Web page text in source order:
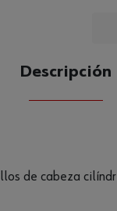
Descripción
de cabeza